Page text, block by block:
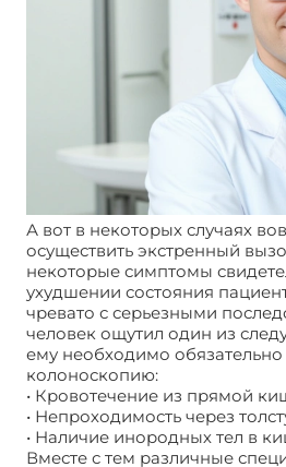
А вот в некоторых случаях
осуществить экстренный
некоторые симптомы
ухудшении состояния
чревато с серьезными
человек ощутил один из
ему необходимо обязательно
колоноскопию:
• Кровотечение из прямой
• Непроходимость через
• Наличие инородных тел в
Вместе с тем различные